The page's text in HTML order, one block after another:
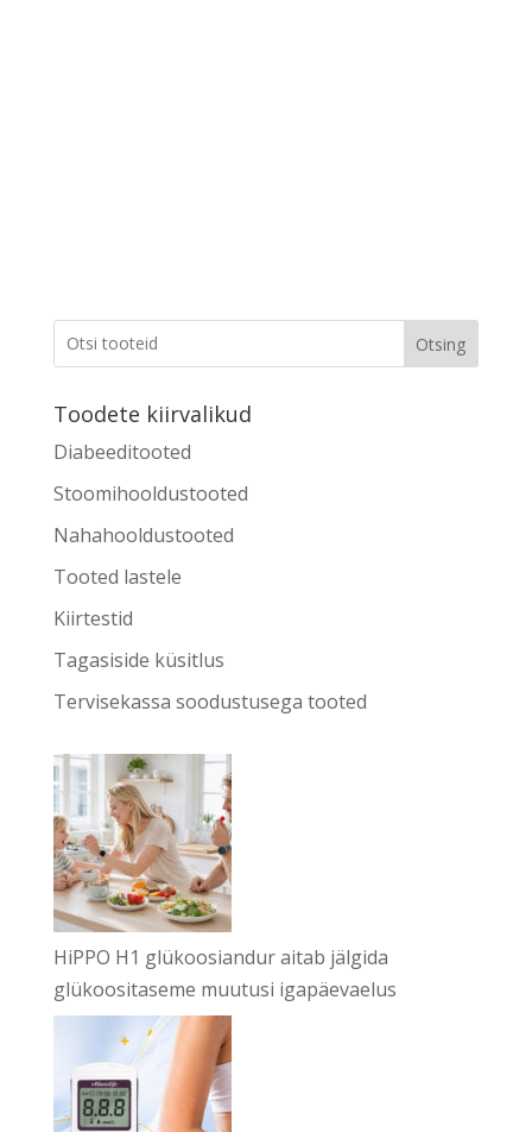
Otsing
Toodete kiirvalikud
Diabeeditooted
Stoomihooldustooted
Nahahooldustooted
Tooted lastele
Kiirtestid
Tagasiside küsitlus
Tervisekassa soodustusega tooted
HiPPO H1 glükoosiandur aitab jälgida
glükoositaseme muutusi igapäevaelus